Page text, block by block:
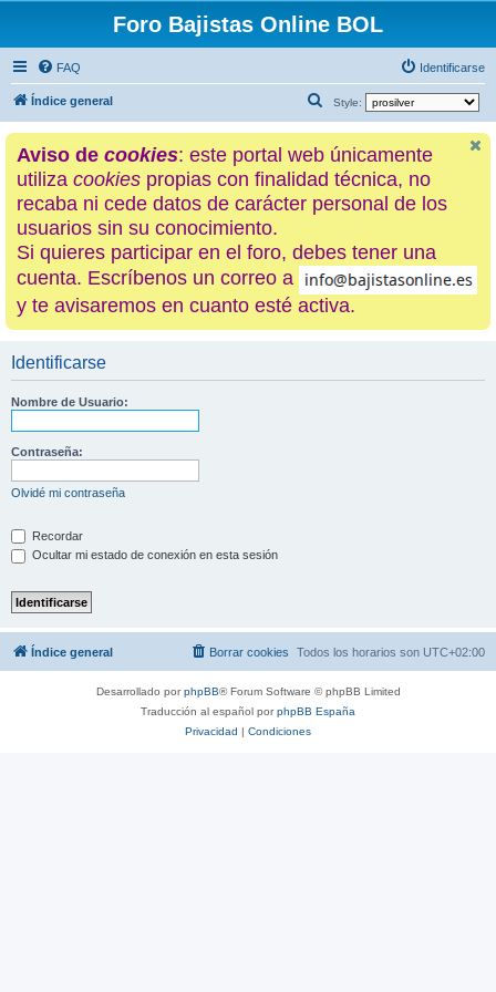
Foro Bajistas Online BOL
FAQ Identificarse
Índice general Style:
u
c
a
Aviso de cookies: este portal web únicamente
utiliza cookies propias con finalidad técnica, no
recaba ni cede datos de carácter personal de los
usuarios sin su conocimiento.
Si quieres participar en el foro, debes tener una
cuenta. Escríbenos un correo a
y te avisaremos en cuanto esté activa.
Identificarse
Nombre de Usuario:
Contraseña:
Olvidé mi contraseña
Recordar
Ocultar mi estado de conexión en esta sesión
Índice general Todos los horarios son UTC+02:00
Borrar cookies
Desarrollado porphpBB® Forum Software © phpBB Limited
Traducción al español porphpBB España
Privacidad | Condiciones